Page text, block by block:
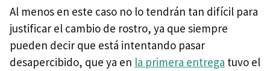
Al menos en este caso no lo tendrán tan difícil para
justificar el cambio de rostro, ya que siempre
pueden decir que está intentando pasar
desapercibido, que ya en la primera entrega tuvo el